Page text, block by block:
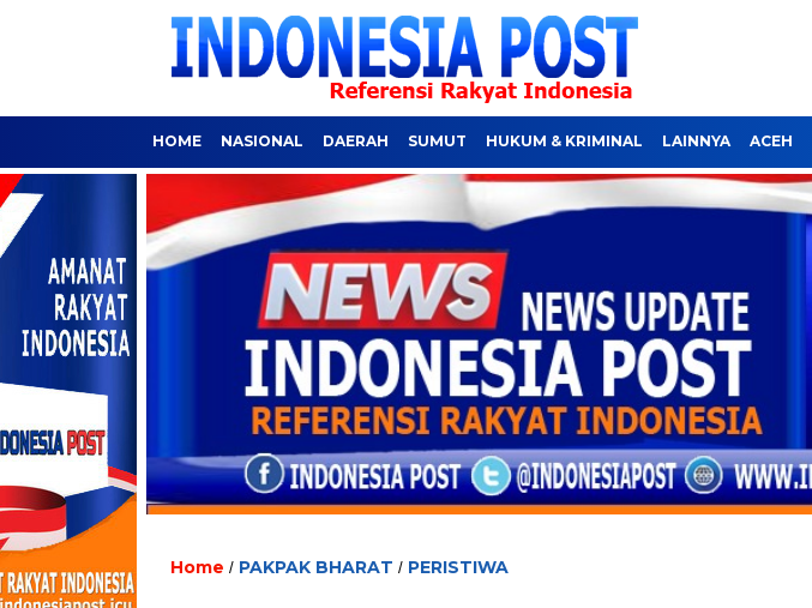
HOME NASIONAL DAERAH SUMUT HUKUM & KRIMINAL LAINNYA ACEH
Home / PAKPAK BHARAT / PERISTIWA